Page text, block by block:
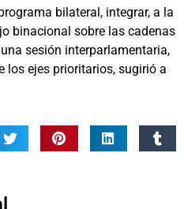
bilateral, integrar, a la
binacional sobre las cadenas
sesión interparlamentaria,
los ejes prioritarios, sugirió a